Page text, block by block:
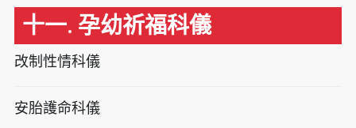
十一. 孕幼祈福科儀
改制性情科儀
安胎護命科儀